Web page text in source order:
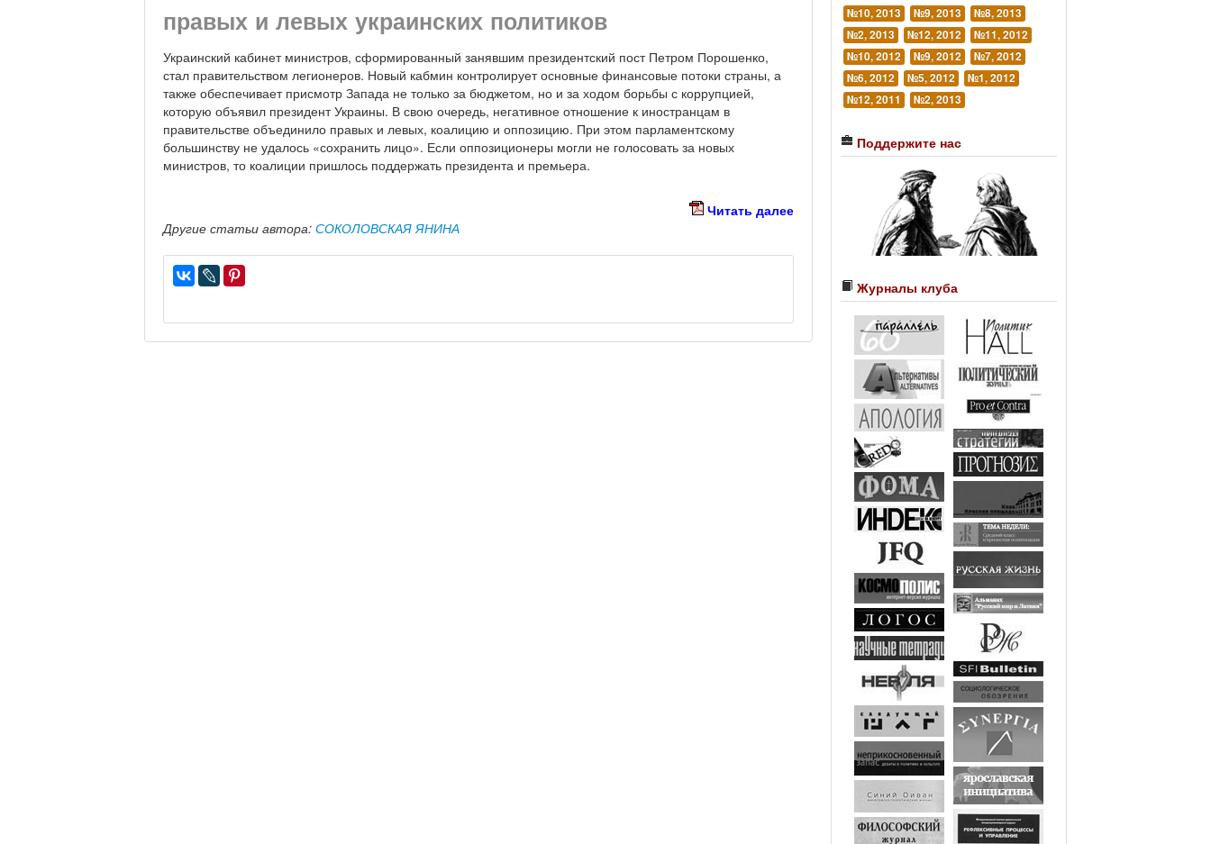
правых и левых украинских политиков
Украинский кабинет министров, сформированный занявшим президентский пост Петром Порошенко,
стал правительством легионеров. Новый кабмин контролирует основные финансовые потоки страны, а
также обеспечивает присмотр Запада не только за бюджетом, но и за ходом борьбы с коррупцией,
которую объявил президент Украины. В свою очередь, негативное отношение к иностранцам в
правительстве объединило правых и левых, коалицию и оппозицию. При этом парламентскому
большинству не удалось «сохранить лицо». Если оппозиционеры могли не голосовать за новых
министров, то коалиции пришлось поддержать президента и премьера.
Читать далее
Другие статьи автора: СОКОЛОВСКАЯ ЯНИНА
№10, 2013
№9, 2013
№8, 2013
№2, 2013
№12, 2012
№11, 2012
№10, 2012
№9, 2012
№7, 2012
№6, 2012
№5, 2012
№1, 2012
№12, 2011
№2, 2013
Поддержите нас
Журналы клуба